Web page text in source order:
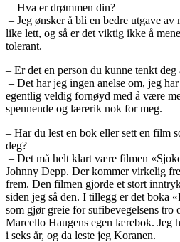
– Hva er drømmen din?
– Jeg ønsker å bli en bedre utgave
like lett, og så er det viktig ikke å
tolerant.
– Er det en person du kunne tenkt
– Det har jeg ingen anelse om, jeg
egentlig veldig fornøyd med å være
spennende og lærerik nok for meg.
– Har du lest en bok eller sett en film
deg?
– Det må helt klart være filmen
Johnny Depp. Der kommer virkelig
frem. Den filmen gjorde et stort
siden jeg så den. I tillegg er det boka
som gjør greie for sufibevegelsens tro
Marcello Haugens egen lærebok. Jeg
i seks år, og da leste jeg Koranen.